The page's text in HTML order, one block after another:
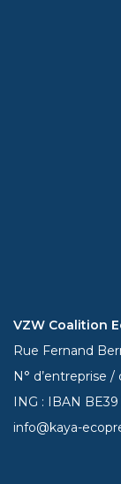
VZW Coalition
Rue Fernand
N° d’entreprise
ING : IBAN BE39
info@kaya-